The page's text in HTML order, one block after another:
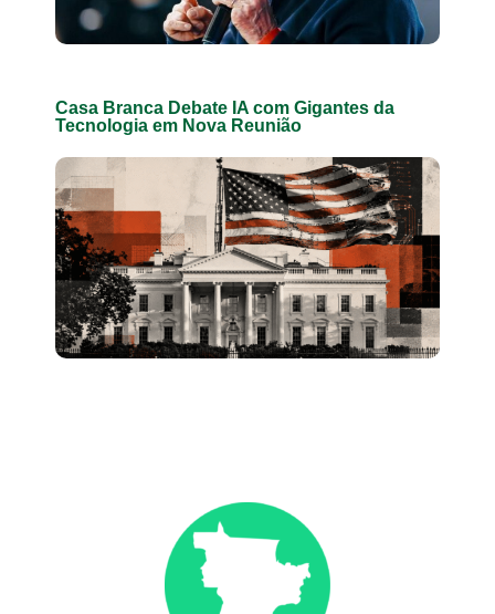
Casa Branca Debate IA com Gigantes da
Tecnologia em Nova Reunião